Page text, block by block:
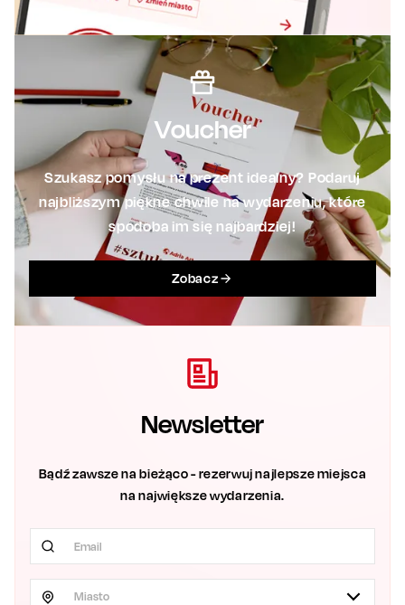
Voucher
Szukasz pomysłu na prezent idealny? Podaruj
najbliższym piękne chwile na wydarzeniu, które
spodoba im się najbardziej!
Zobacz
Newsletter
Bądź zawsze na bieżąco - rezerwuj najlepsze miejsca
na największe wydarzenia.
Miasto